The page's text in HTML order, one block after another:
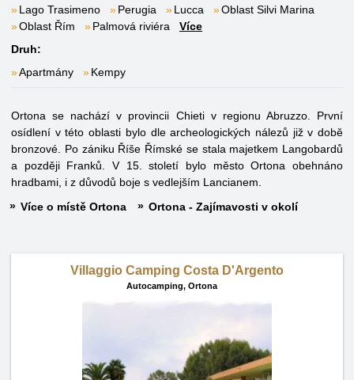
Lago Trasimeno
Perugia Lucca
Oblast Silvi Marina
Oblast Řím
Palmová riviéra
Více
Druh:
Apartmány
Kempy
Ortona se nachází v provincii Chieti v regionu Abruzzo. První
osídlení v této oblasti bylo dle archeologických nálezů již v době
bronzové. Po zániku Říše Římské se stala majetkem Langobardů
a později Franků. V 15. století bylo město Ortona obehnáno
hradbami, i z důvodů boje s vedlejším Lancianem.
Více o místě Ortona
Ortona - Zajímavosti v okolí
Villaggio Camping Costa D'Argento
Autocamping, Ortona